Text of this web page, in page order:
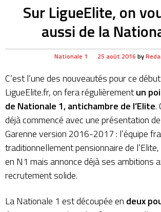
Sur LigueElite, on
aussi de la
Nationale 1 25 août 2016 by
C’est l’une des nouveautés pour ce
LigueElite.fr, on fera régulièrementun
de Nationale 1, antichambre de l’Elite.
déjà commencé avec une présentation de
Garenne version 2016-2017: l’équipe
traditionnellement pensionnaire de
en N1 mais annonce déjà ses ambitions
recrutement solide.
La Nationale 1 est découpée en deux